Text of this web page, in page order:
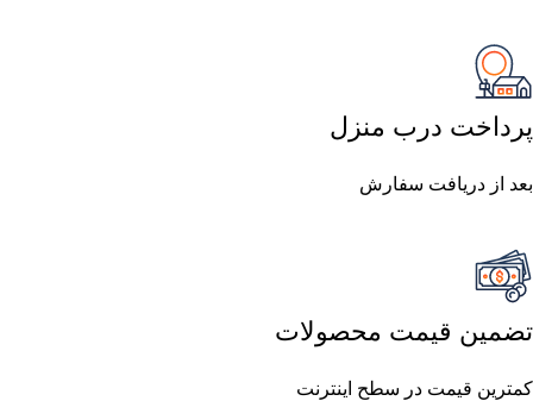
پرداخت درب منزل
بعد از دریافت سفارش
تضمین قیمت محصولات
کمترین قیمت در سطح اینترنت